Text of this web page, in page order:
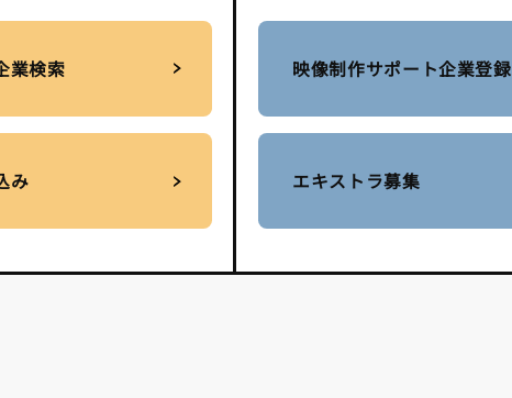
業検索
み
映像制作サポート企業登録
エキストラ募集